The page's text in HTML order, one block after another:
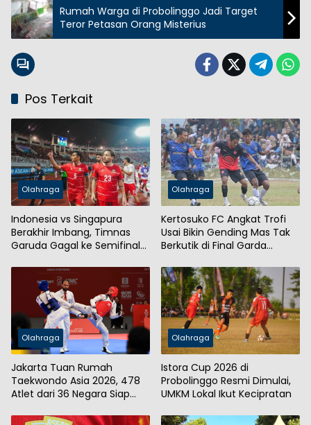
Rumah Warga di Probolinggo Jadi Target
Teror Petasan Orang Misterius
Pos Terkait
Olahraga
Indonesia vs Singapura
Berakhir Imbang, Timnas
Garuda Gagal ke Semifinal
Olahraga
Kertosuko FC Angkat Trofi
Usai Bikin Gending Mas Tak
Berkutik di Final Garda
Olahraga
Jakarta Tuan Rumah
Taekwondo Asia 2026, 478
Atlet dari 36 Negara Siap
Olahraga
Istora Cup 2026 di
Probolinggo Resmi Dimulai,
UMKM Lokal Ikut Kecipratan